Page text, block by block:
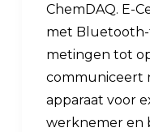
ChemDAQ. E-
met
metingen tot
communiceert
apparaat voor
werknemer en